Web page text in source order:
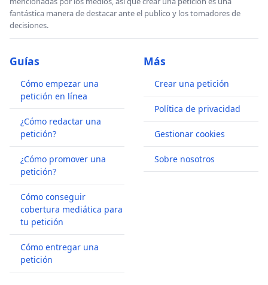
fantástica manera de destacar ante el publico y los tomadores de
decisiones.
Guías
Cómo empezar una
petición en línea
¿Cómo redactar una
petición?
¿Cómo promover una
petición?
Cómo conseguir
cobertura mediática para
tu petición
Cómo entregar una
petición
Más
Crear una petición
Política de privacidad
Gestionar cookies
Sobre nosotros